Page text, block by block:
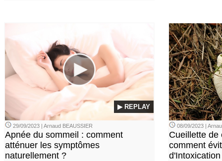
▶ REPLAY
29/09/2023 | Arnaud BEAUSSIER
Apnée du sommeil : comment
atténuer les symptômes
naturellement ?
08/09/2023 |
Cueillette de
comment
d'Intoxication